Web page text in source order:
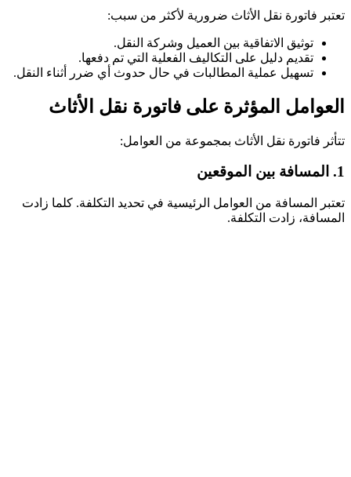
تعتبر فاتورة نقل الأثاث ضرورية لأكثر من سبب:
توثيق الاتفاقية بين العميل وشركة النقل.
تقديم دليل على التكاليف الفعلية التي تم دفعها.
تسهيل عملية المطالبات في حال حدوث أي ضرر أثناء النقل.
العوامل المؤثرة على فاتورة نقل الأثاث
تتأثر فاتورة نقل الأثاث بمجموعة من العوامل:
1. المسافة بين الموقعين
تعتبر المسافة من العوامل الرئيسية في تحديد التكلفة. كلما زادت
المسافة، زادت التكلفة.